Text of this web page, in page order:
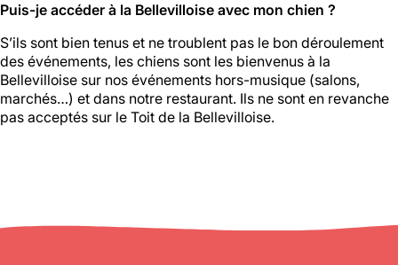
Puis-je accéder à la Bellevilloise avec mon chien ?
S’ils sont bien tenus et ne troublent pas le bon déroulement
des événements, les chiens sont les bienvenus à la
Bellevilloise sur nos événements hors-musique (salons,
marchés…) et dans notre restaurant. Ils ne sont en revanche
pas acceptés sur le Toit de la Bellevilloise.